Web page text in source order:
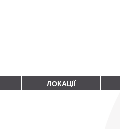
ЛОКАЦІЇ